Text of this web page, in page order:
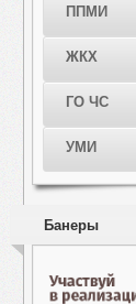
ППМИ
ЖКХ
ГО ЧС
УМИ
Банеры